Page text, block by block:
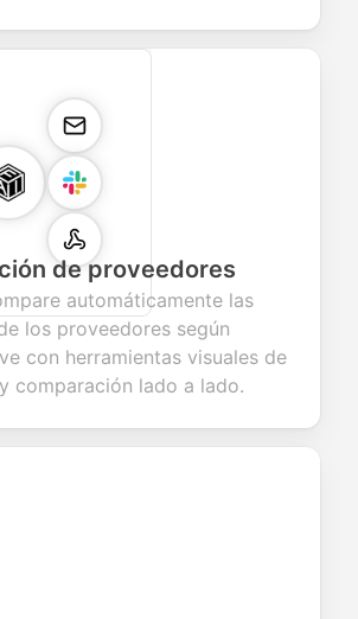
de proveedores
automáticamente las
los proveedores según
con herramientas visuales de
comparación lado a lado.